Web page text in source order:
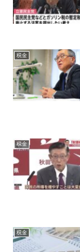
税金
税金
税金